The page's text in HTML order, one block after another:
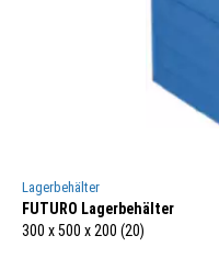
Lagerbehälter
FUTURO Lagerbehälter
300 x 500 x 200 (20)